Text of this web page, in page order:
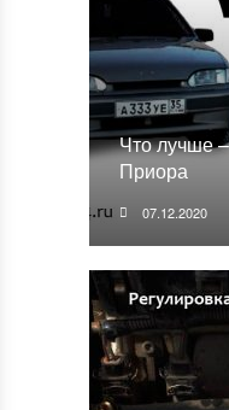
Что лучше
Приора
07.12.2020